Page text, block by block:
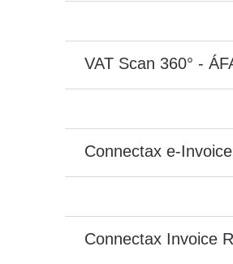
VAT Scan 360° -
Connectax e-
Connectax Invoice